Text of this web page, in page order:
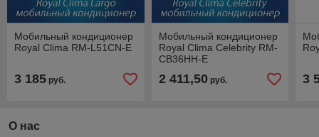
Мобильный кондиционер
Royal Clima RM-L51CN-E
3 185 руб.
Мобильный кондиционер
Royal Clima Celebrity RM-
СB36HH-E
2 411,50руб. 3
О нас